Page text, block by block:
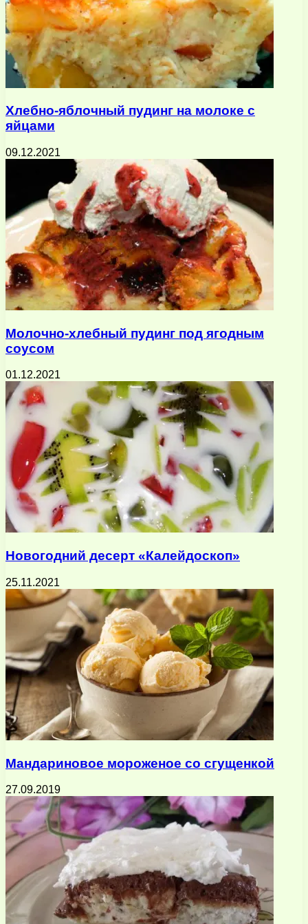
Хлебно-яблочный пудинг на молоке с
яйцами
09.12.2021
Молочно-хлебный пудинг под ягодным
соусом
01.12.2021
Новогодний десерт «Калейдоскоп»
25.11.2021
Мандариновое мороженое со сгущенкой
27.09.2019